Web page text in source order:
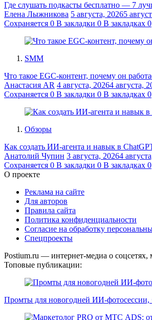
Где слушать подкасты бесплатно — 7
Елена Лыжникова 5 августа, 20265
Сохраняется 0 В закладки 0 В закладках 0
SMM
Что такое EGC-контент, почему он
Анастасия AR 4 августа, 20264 августа,
Сохраняется 0 В закладки 0 В закладках 0
Обзоры
Как создать ИИ-агента и навык в
Анатолий Чупин 3 августа, 20264
Сохраняется 0 В закладки 0 В закладках 0
О проекте
Реклама на сайте
Для авторов
Правила сайта
Политика конфиденциальности
Согласие на обработку
Спецпроекты
Postium.ru — интернет-медиа о
Топовые публикации:
Промты для новогодней ИИ-фотосессии,